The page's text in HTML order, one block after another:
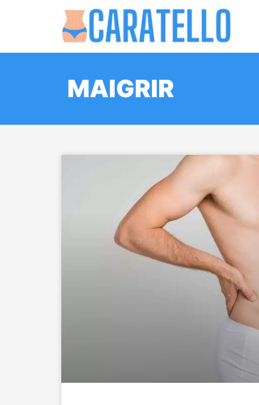
MAIGRIR